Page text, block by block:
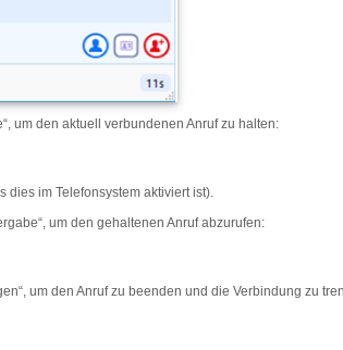
um den aktuell verbundenen Anruf zu halten:
dies im Telefonsystem aktiviert ist).
um den gehaltenen Anruf abzurufen:
um den Anruf zu beenden und die Verbindung zu